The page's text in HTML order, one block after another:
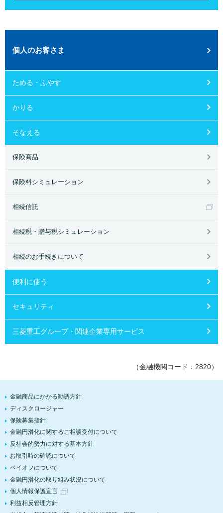
個人のお客さま
ためる・ふやす
かりる
そなえる
保険商品
保険料シミュレーション
相続信託
相続税・贈与税シミュレーション
相続のお手続きについて
便利に使う
セキュリティ
三菱重工グループ・関連企業専用サービス
（金融機関コード：2820）
金融商品にかかる勧誘方針
ディスクロージャー
保険募集指針
金融円滑化に関するご相談受付について
反社会的勢力に対する基本方針
お取引時の確認について
ペイオフについて
金融円滑化の取り組み状況について
個人情報保護宣言
利益相反管理方針